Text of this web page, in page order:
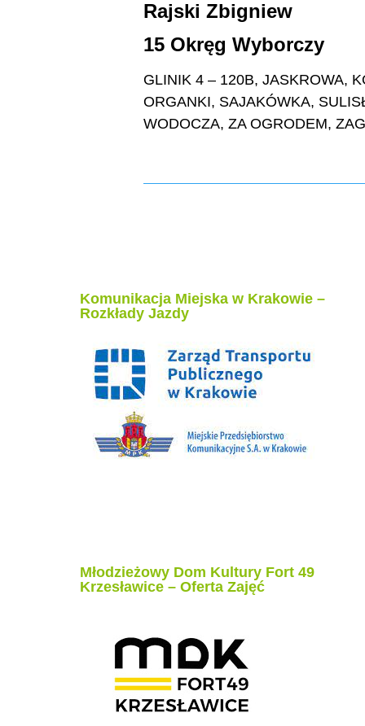
Rajski Zbigniew
15 Okręg Wyborczy
GLINIK 4 – 120B, JASKROWA,
ORGANKI, SAJAKÓWKA,
WODOCZA, ZA OGRODEM,
Komunikacja Miejska w Krakowie –
Rozkłady Jazdy
Młodzieżowy Dom Kultury Fort 49
Krzesławice – Oferta Zajęć